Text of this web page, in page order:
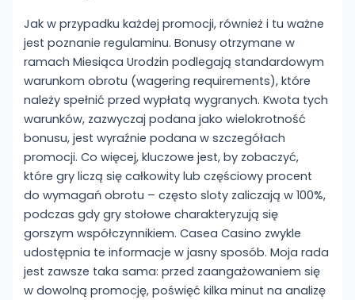
Jak w przypadku każdej promocji, również i tu ważne
jest poznanie regulaminu. Bonusy otrzymane w
ramach Miesiąca Urodzin podlegają standardowym
warunkom obrotu (wagering requirements), które
należy spełnić przed wypłatą wygranych. Kwota tych
warunków, zazwyczaj podana jako wielokrotność
bonusu, jest wyraźnie podana w szczegółach
promocji. Co więcej, kluczowe jest, by zobaczyć,
które gry liczą się całkowity lub częściowy procent
do wymagań obrotu – często sloty zaliczają w 100%,
podczas gdy gry stołowe charakteryzują się
gorszym współczynnikiem. Casea Casino zwykle
udostępnia te informacje w jasny sposób. Moja rada
jest zawsze taka sama: przed zaangażowaniem się
w dowolną promocję, poświęć kilka minut na analizę